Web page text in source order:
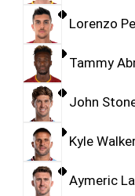
Lorenzo
Tammy
John
Kyle
Aymeric